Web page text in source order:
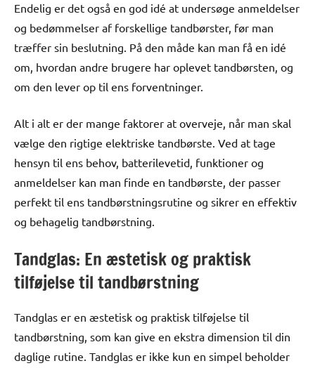
Endelig er det også en god idé at undersøge anmeldelser
og bedømmelser af forskellige tandbørster, før man
træffer sin beslutning. På den måde kan man få en idé
om, hvordan andre brugere har oplevet tandbørsten, og
om den lever op til ens forventninger.
Alt i alt er der mange faktorer at overveje, når man skal
vælge den rigtige elektriske tandbørste. Ved at tage
hensyn til ens behov, batterilevetid, funktioner og
anmeldelser kan man finde en tandbørste, der passer
perfekt til ens tandbørstningsrutine og sikrer en effektiv
og behagelig tandbørstning.
Tandglas: En æstetisk og praktisk
tilføjelse til tandbørstning
Tandglas er en æstetisk og praktisk tilføjelse til
tandbørstning, som kan give en ekstra dimension til din
daglige rutine. Tandglas er ikke kun en simpel beholder